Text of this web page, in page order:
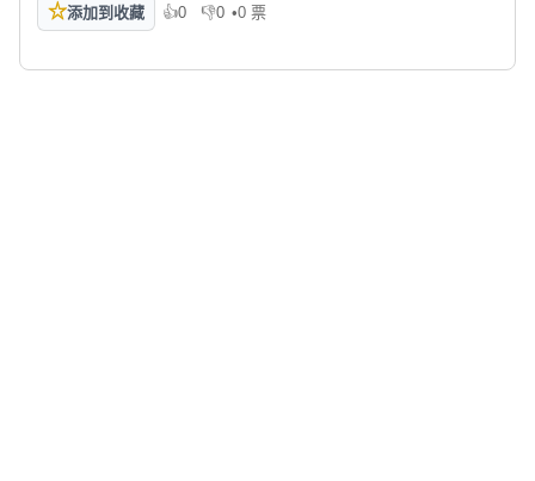
☆添加到收藏 👍0
喜欢 👎0
不喜欢
•0 票